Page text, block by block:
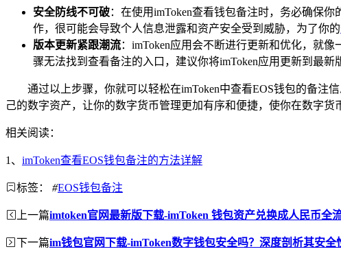
安全防线不可破：在使用imToken查看钱包备注时，务必确保
作，很可能会导致个人信息泄露和资产安全受到威胁，为了你的
版本更新紧跟潮流：imToken应用会不断进行更新和优化，就
骤无法找到查看备注的入口，建议你将imToken应用更新到最
通过以上步骤，你就可以轻松在imToken中查看EOS钱包的备
己的数字资产，让你的数字货币管理更加有序和便捷，使你在数字货
相关阅读：
1、 imToken查看EOS钱包备注的方法详解
标签： #EOS钱包备注
上一篇imtoken官网最新版下载-imToken 钱包资产兑换成人民币全
下一篇im钱包官网下载-imToken数字钱包安全吗？深度剖析其安全